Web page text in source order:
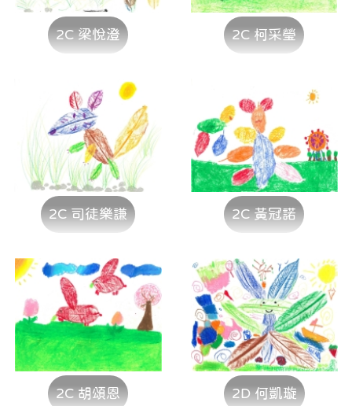
2C 梁悅澄 2C 柯采瑩
2C 司徒樂謙 2C 黃冠諾
2C 胡頌恩 2D 何凱璇